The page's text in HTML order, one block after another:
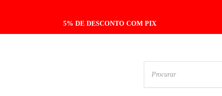
5% DE DESCONTO COM PIX
Pesquisar
produtos